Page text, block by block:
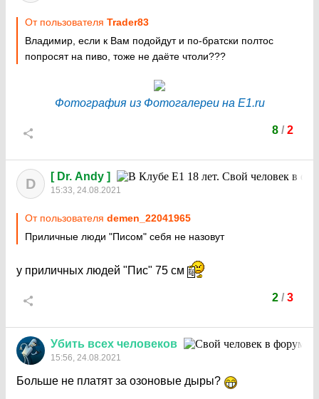
От пользователя Trader83
Владимир, если к Вам подойдут и по-братски полтос
попросят на пиво, тоже не даёте чтоли???
Фотография из Фотогалереи на E1.ru
8/ 2
D [ Dr. Andy ]
15:33, 24.08.2021
От пользователя demen_22041965
Приличные люди "Писом" себя не назовут
у приличных людей "Пис" 75 см
2/ 3
Убить всех человеков
15:56, 24.08.2021
Больше не платят за озоновые дыры?